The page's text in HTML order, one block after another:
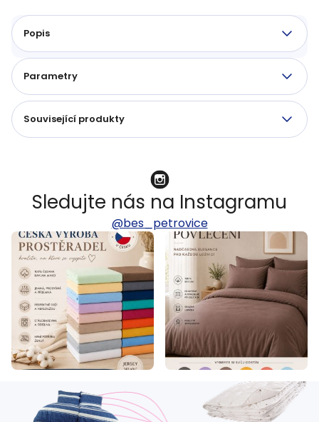
Popis
Parametry
Související produkty
Sledujte nás na Instagramu
@bes_petrovice